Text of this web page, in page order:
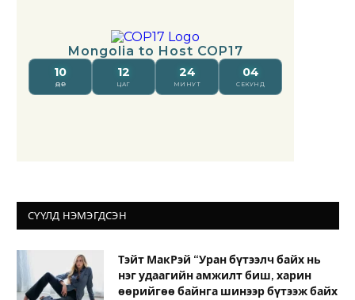
СҮҮЛД НЭМЭГДСЭН
Тэйт МакРэй “Уран бүтээлч байх нь
нэг удаагийн амжилт биш, харин
өөрийгөө байнга шинээр бүтээж байх